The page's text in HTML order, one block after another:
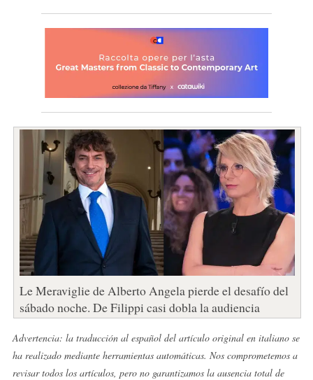
Le Meraviglie de Alberto Angela pierde el desafío del
sábado noche. De Filippi casi dobla la audiencia
Advertencia: la traducción al español del artículo original en italiano se
ha realizado mediante herramientas automáticas. Nos comprometemos a
revisar todos los artículos, pero no garantizamos la ausencia total de